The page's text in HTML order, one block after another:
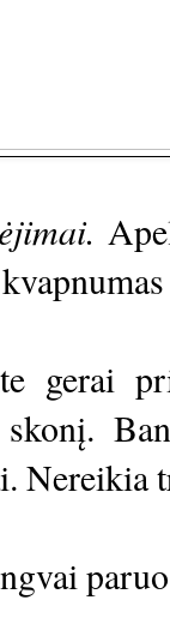
gerai
skonį.
Nereikia